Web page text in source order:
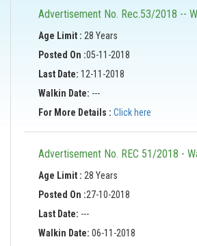
Advertisement No. Rec.53/2018 --
Age Limit : 28 Years
Posted On :05-11-2018
Last Date: 12-11-2018
Walkin Date: ---
For More Details : Click here
Advertisement No. REC 51/2018 -
Age Limit : 28 Years
Posted On :27-10-2018
Last Date: ---
Walkin Date: 06-11-2018